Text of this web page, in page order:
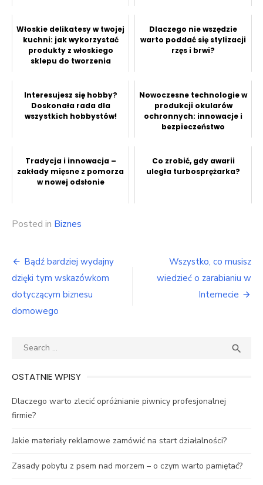
Włoskie delikatesy w twojej
kuchni: jak wykorzystać
produkty z włoskiego
sklepu do tworzenia
Dlaczego nie wszędzie
warto poddać się stylizacji
rzęs i brwi?
Interesujesz się hobby?
Doskonała rada dla
wszystkich hobbystów!
Nowoczesne technologie w
produkcji okularów
ochronnych: innowacje i
bezpieczeństwo
Tradycja i innowacja –
zakłady mięsne z pomorza
w nowej odsłonie
Co zrobić, gdy awarii
uległa turbosprężarka?
Posted in Biznes
Nawigacja
wpisu
Bądź bardziej wydajny
dzięki tym wskazówkom
dotyczącym biznesu
domowego
Wszystko, co musisz
wiedzieć o zarabianiu w
Internecie
Search

OSTATNIE WPISY
Dlaczego warto zlecić opróżnianie piwnicy profesjonalnej
firmie?
Jakie materiały reklamowe zamówić na start działalności?
Zasady pobytu z psem nad morzem – o czym warto pamiętać?